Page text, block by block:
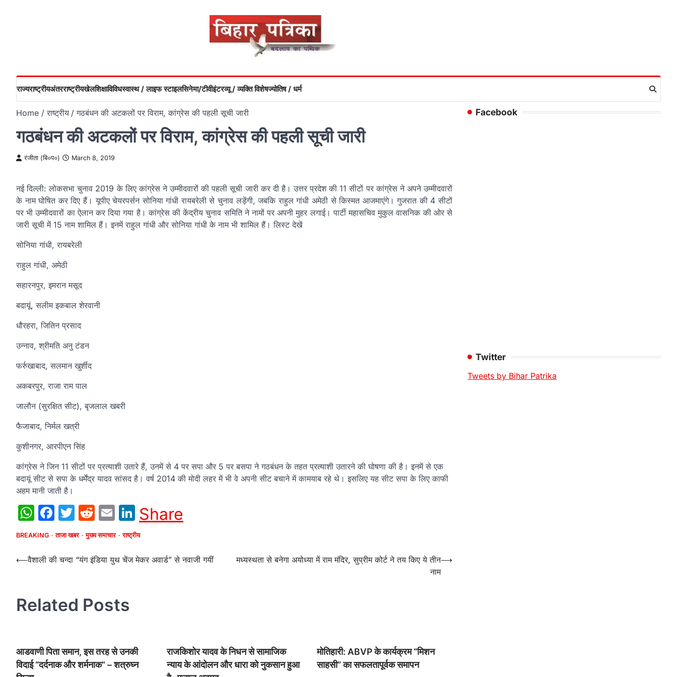
राज्यराष्ट्रीयअंतरराष्ट्रीयखेलशिक्षाविविधस्वास्थ / लाइफ स्टाइलसिनेमा/टीवीइंटरव्यू / व्यक्ति विशेषज्योतिष / धर्म
Home राष्ट्रीय गठबंधन की अटकलों पर विराम, कांग्रेस की पहली सूची जारी
गठबंधन की अटकलों पर विराम, कांग्रेस की पहली सूची जारी
रंजीता (बि०प०) March 8, 2019
नई दिल्ली: लोकसभा चुनाव 2019 के लिए कांग्रेस ने उम्मीदवारों की पहली सूची जारी कर दी है। उत्तर प्रदेश की 11 सीटों पर कांग्रेस ने अपने उम्मीदवारों
के नाम घोषित कर दिए हैं। यूपीए चेयरपर्सन सोनिया गांधी रायबरेली से चुनाव लड़ेंगी, जबकि राहुल गांधी अमेठी से किस्मत आजमाएंगे। गुजरात की 4 सीटों
पर भी उम्मीदवारों का ऐलान कर दिया गया है। कांग्रेस की केंद्रीय चुनाव समिति ने नामों पर अपनी मुहर लगाई। पार्टी महासचिव मुकुल वासनिक की ओर से
जारी सूची में 15 नाम शामिल हैं। इनमें राहुल गांधी और सोनिया गांधी के नाम भी शामिल हैं। लिस्ट देखें
सोनिया गांधी, रायबरेली
राहुल गांधी, अमेठी
सहारनपुर, इमरान मसूद
बदायूं, सलीम इकबाल शेरवानी
धौरहरा, जितिन प्रसाद
उन्नाव, श्रीमति अनु टंडन
फर्रुखाबाद, सलमान खुर्शीद
अकबरपुर, राजा राम पाल
जालौन (सुरक्षित सीट), बृजलाल खबरी
फैजाबाद, निर्मल खत्री
कुशीनगर, आरपीएन सिंह
कांग्रेस ने जिन 11 सीटों पर प्रत्याशी उतारे हैं, उनमें से 4 पर सपा और 5 पर बसपा ने गठबंधन के तहत प्रत्याशी उतारने की घोषणा की है। इनमें से एक
बदायूं सीट से सपा के धर्मेंद्र यादव सांसद है। वर्ष 2014 की मोदी लहर में भी वे अपनी सीट बचाने में कामयाब रहे थे। इसलिए यह सीट सपा के लिए काफी
अहम मानी जाती है।
WhatsApp
Facebook
Twitter
Reddit
EmailLinkedIn
Share
BREAKING ताजा खबर मुख्य समाचार राष्ट्रीय
Post
⟵वैशाली की चन्दा “यंग इंडिया युथ चेंज मेकर अवार्ड” से नवाजी गयीं
मध्यस्थता से बनेगा अयोध्या में राम मंदिर, सुप्रीम कोर्ट ने तय किए ये तीन
नाम
⟶
Related Posts
आडवाणी पिता समान, इस तरह से उनकी
विदाई “दर्दनाक और शर्मनाक” – शत्रुघ्न
राजकिशोर यादव के निधन से सामाजिक
न्याय के आंदोलन और धारा को नुकसान हुआ
मोतिहारी: ABVP के कार्यक्रम “मिशन
साहसी” का सफलतापूर्वक समापन
Facebook
Twitter
Tweets by Bihar Patrika